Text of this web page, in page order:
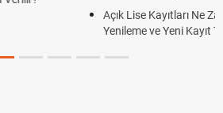
Zaman 2026? AÖL 2. Dönem Kayıt